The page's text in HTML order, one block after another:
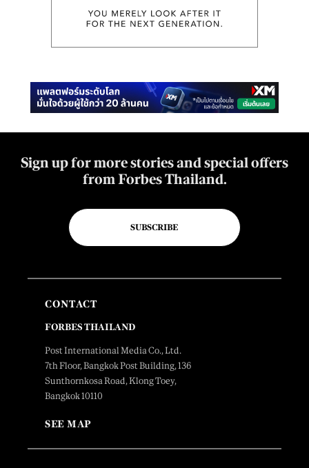
Sign up for more stories and special offers
from Forbes Thailand.
SUBSCRIBE
CONTACT
FORBES THAILAND
Post International Media Co., Ltd.
7th Floor, Bangkok Post Building, 136
Sunthornkosa Road, Klong Toey,
Bangkok 10110
SEE MAP